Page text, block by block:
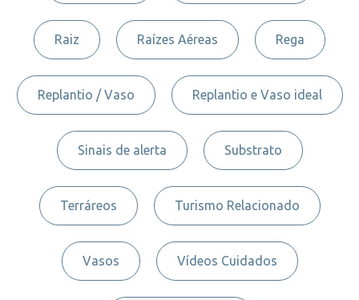
Raiz Raízes Aéreas Rega
Replantio / Vaso Replantio e Vaso ideal
Sinais de alerta Substrato
Terráreos Turismo Relacionado
Vasos Vídeos Cuidados